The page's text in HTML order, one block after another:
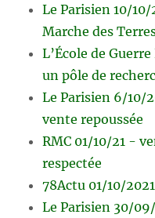
Le Parisien 10/
Marche des
L’École de
un pôle de
Le Parisien 6/10/
vente repoussée
RMC 01/10/21 -
respectée
78Actu 01/10/
Le Parisien 30/